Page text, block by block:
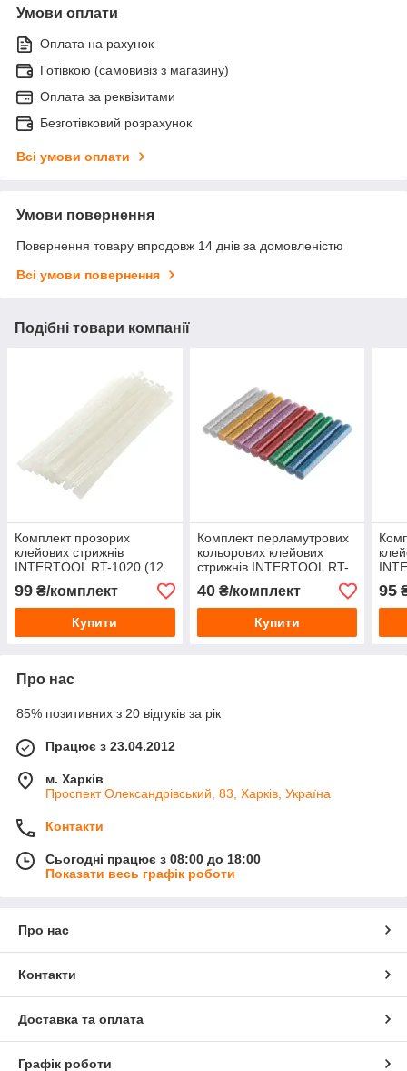
Умови оплати
Оплата на рахунок
Готівкою (самовивіз з магазину)
Оплата за реквізитами
Безготівковий розрахунок
Всі умови оплати
Умови повернення
Повернення товару впродовж 14 днів за домовленістю
Всі умови повернення
Подібні товари компанії
Комплект прозорих
клейових стрижнів
INTERTOOL RT-1020 (12
шт) 11.2×200 мм
99 ₴/комплект
Купити
Комплект перламутрових
кольорових клейових
стрижнів INTERTOOL RT-
1029 (12 шт) 11.2×100 мм
40₴/комплект
Купити
шт)
95
Про нас
85% позитивних з 20 відгуків за рік
Працює з 23.04.2012
м. Харків
Проспект Олександрівський, 83, Харків, Україна
Контакти
Сьогодні працює з 08:00 до 18:00
Показати весь графік роботи
Про нас
Контакти
Доставка та оплата
Графік роботи